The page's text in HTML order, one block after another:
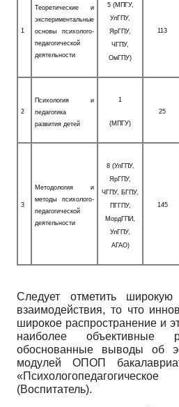
1
Теоретические и
экспериментальные
основы психолого­
педагогической
деятельности
5 (МПГУ,
УлГПУ,
ЯрГПУ,
ЧГПУ,
ОмГПУ)
113
2
Психология и
педагогика
развития детей
1
(МПГУ)
25
3
Методология и
методы психолого­
педагогической
деятельности
8 (УлГПУ,
ЯрГПУ,
ЧГПУ, БГПУ,
ПГГПУ,
МордГПИ,
УлГПУ,
АГАО)
145
Следует отметить широкую
взаимодействия, то что
широкое распространение и
наиболее объективные
обоснованные выводы об
модулей ОПОП
(Воспитатель).